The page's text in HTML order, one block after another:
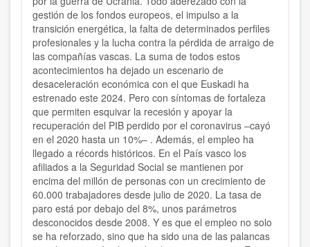
gestión de los fondos europeos, el impulso a la
transición energética, la falta de determinados perfiles
profesionales y la lucha contra la pérdida de arraigo de
las compañías vascas. La suma de todos estos
acontecimientos ha dejado un escenario de
desaceleración económica con el que Euskadi ha
estrenado este 2024. Pero con síntomas de fortaleza
que permiten esquivar la recesión y apoyar la
recuperación del PIB perdido por el coronavirus –cayó
en el 2020 hasta un 10%– . Además, el empleo ha
llegado a récords históricos. En el País vasco los
afiliados a la Seguridad Social se mantienen por
encima del millón de personas con un crecimiento de
60.000 trabajadores desde julio de 2020. La tasa de
paro está por debajo del 8%, unos parámetros
desconocidos desde 2008. Y es que el empleo no solo
se ha reforzado, sino que ha sido una de las palancas